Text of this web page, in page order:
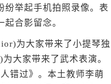
纷举起手机拍照录像。表
合影留念。
为大家带来了小提琴独
大家带来了武术表演。
错过》。本土教师李萌